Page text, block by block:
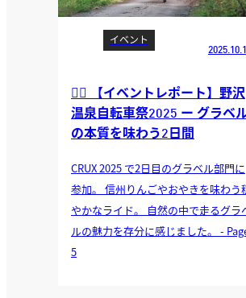
イベント
🚵‍♂️ 【イベントレポート】野沢
温泉自転車祭2025 ー グラベ
の本質を味わう2日間
CRUX 2025 で2日目のグラベル部門に
参加。 信州りんごやおやきを味わう
やかなライド。 自然の中で走るグラ
ルの魅力を存分に感じました。 -
5